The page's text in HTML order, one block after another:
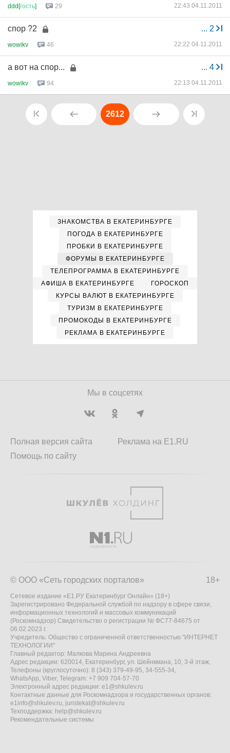
ddd[гость] 29 22:43 04.11.2011
... 2
спор ?2
wowikv 46 22:22 04.11.2011
... 4
а вот на спор...
wowikv 94 22:13 04.11.2011
2612
ЗНАКОМСТВА В ЕКАТЕРИНБУРГЕ
ПОГОДА В ЕКАТЕРИНБУРГЕ
ПРОБКИ В ЕКАТЕРИНБУРГЕ
ФОРУМЫ В ЕКАТЕРИНБУРГЕ
ТЕЛЕПРОГРАММА В ЕКАТЕРИНБУРГЕ
АФИША В ЕКАТЕРИНБУРГЕ
ГОРОСКОП
КУРСЫ ВАЛЮТ В ЕКАТЕРИНБУРГЕ
ТУРИЗМ В ЕКАТЕРИНБУРГЕ
ПРОМОКОДЫ В ЕКАТЕРИНБУРГЕ
РЕКЛАМА В ЕКАТЕРИНБУРГЕ
Мы в соцсетях
Полная версия сайта
Помощь по сайту
Реклама на E1.RU
18+
© ООО «Сеть городских порталов»
Сетевое издание «Е1.РУ Екатеринбург Онлайн» (18+)
Зарегистрировано Федеральной службой по надзору в сфере связи,
информационных технологий и массовых коммуникаций
(Роскомнадзор) Свидетельство о регистрации № ФС77-84675 от
06.02.2023 г.
Учредитель: Общество с ограниченной ответственностью "ИНТЕРНЕТ
ТЕХНОЛОГИИ"
Главный редактор: Малкова Марина Андреевна
Адрес редакции: 620014, Екатеринбург, ул. Шейнкмана, 10, 3-й этаж,
Телефоны (круглосуточно): 8 (343) 379-49-95, 34-555-34,
WhatsApp, Viber, Telegram: +7 909 704-57-70
Электронный адрес редакции: e1@shkulev.ru
Контактные данные для Роскомнадзора и государственных органов:
e1info@shkulev.ru, juristekat@shkulev.ru
Техподдержка: help@shkulev.ru
Рекомендательные системы